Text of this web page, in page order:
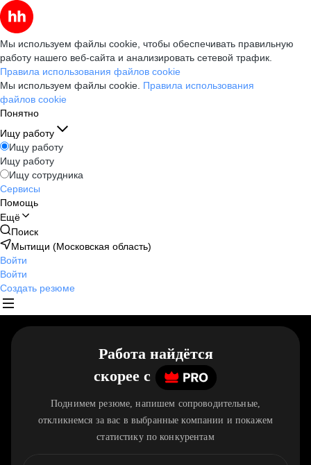
Мы используем файлы cookie, чтобы обеспечивать правильную
работу нашего веб-сайта и анализировать сетевой трафик.
Правила использования файлов cookie
Мы используем файлы cookie. Правила использования
файлов cookie
Понятно
Ищу работу
Ищу работу
Ищу работу
Ищу сотрудника
Сервисы
Помощь
Ещё
Поиск
Мытищи (Московская область)
Войти
Войти
Создать резюме
Работа найдётся
скорее c
Поднимем резюме, напишем сопроводительные,
откликнемся за вас в выбранные компании и покажем
статистику по конкурентам